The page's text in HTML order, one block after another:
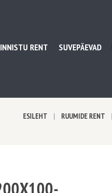
RENT SUVEPÄEVAD
ESILEHT RUUMIDE RENT